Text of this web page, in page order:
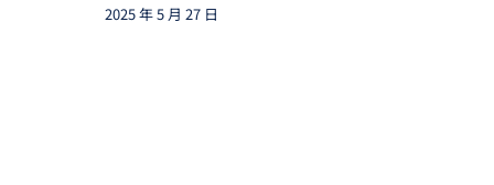
2025 年 5 月 27 日